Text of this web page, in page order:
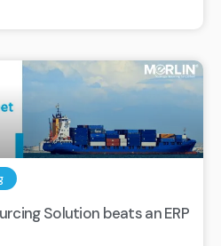
Solution beats an ERP